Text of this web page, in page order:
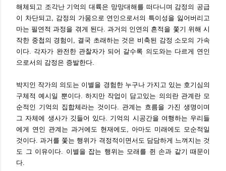
해체되고 조각난 기억의 대륙은 망망대해를 떠다니며 감정의 공급
이 차단되고, 감정의 가뭄으로 연인으로서의 특이성을 잃어버리고
마는 필연적 과정을 겪게 된다. 과거의 인연의 흔적을 쫓기 위해 시
작한 중첩의 경험이, 결국 초래하는 것은 비축된 감정 소모의 가속
이다. 각자가 완전한 관찰자가 되어 갈수록 의도와는 다르게 연인
으로서의 감정은 증발한다.
박지인 작가의 의도는 이별을 경험한 누구나 가지고 있는 호기심의
구체적 예시일 뿐이다. 하지만 작업이 담고있는 의의란 관계란 모
순적인 기억의 집합체라는 것이다. 관계는 흐름을 가진 생명이며
그 자체에 생사가 깃들어 있다. 기억의 시공간을 여행하는 우리들
에게 연인 관계는 과거에도 현재에도, 아마도 미래에도 모순적일
것이다. 과거를 쫓는 행위가 격정적이면서도 담담하게 느껴지는 것
도 그 이유이다. 이별을 잡는 행위는 모래를 쥔 손과 같기 때문이
다.